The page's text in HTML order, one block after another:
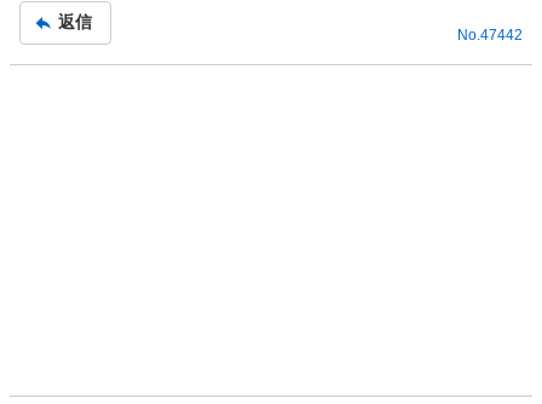
8
%
2
事
返信
No. 47442